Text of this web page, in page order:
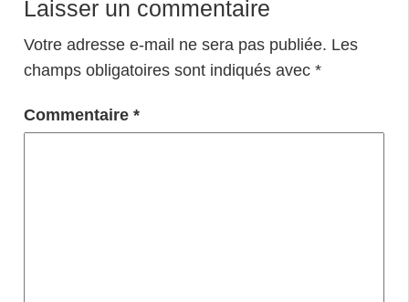
Laisser un commentaire
Votre adresse e-mail ne sera pas publiée. Les
champs obligatoires sont indiqués avec *
Commentaire *